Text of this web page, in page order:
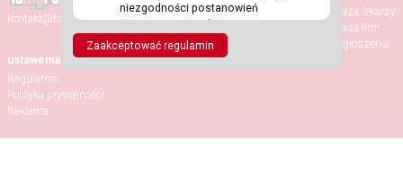
niezgodności postanowień
niniejszego Regulaminu z powyższymi
przepisami, pierwszeństwo
przysługuje tym przepisom.
Oprócz Usługodawcy w Serwisie
Usługodawcy, które mogą wchodzić ze
Zaakceptować regulamin
kontakt@tomypolacy.com
Aktualności
Randki
Baza lekarzy
Baza firm
Ogłoszenia
ustawenia
Regulamin
Polityka prywatności
Reklama